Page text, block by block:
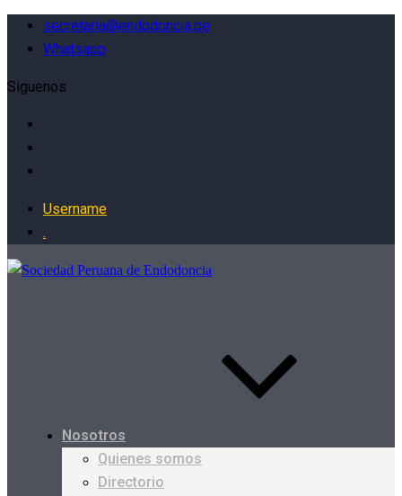
secretaria@endodoncia.pe
Whatsapp
Siguenos
Username
.
Nosotros
Quienes somos
Directorio